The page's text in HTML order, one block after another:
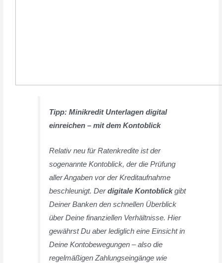
Tipp: Minikredit Unterlagen digital
einreichen – mit dem Kontoblick
Relativ neu für Ratenkredite ist der
sogenannte Kontoblick, der die Prüfung
aller Angaben vor der Kreditaufnahme
beschleunigt. Derdigitale Kontoblickgibt
Deiner Banken den schnellen Überblick
über Deine finanziellen Verhältnisse. Hier
gewährst Du aber lediglich eine Einsicht in
Deine Kontobewegungen – also die
regelmäßigen Zahlungseingänge wie